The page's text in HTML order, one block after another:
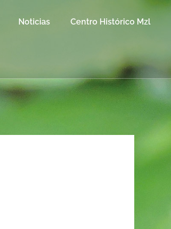
Noticias Centro Histórico Mzl